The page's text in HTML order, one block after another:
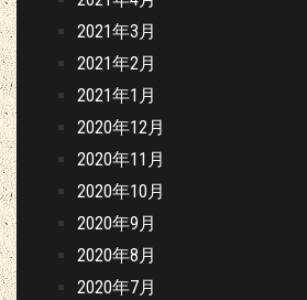
2021年3月
2021年2月
2021年1月
2020年12月
2020年11月
2020年10月
2020年9月
2020年8月
2020年7月